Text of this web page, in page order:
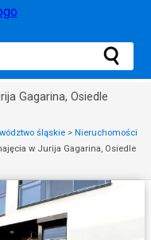
Gagarina, Osiedle
śląskie > Nieruchomości
w Jurija Gagarina, Osiedle